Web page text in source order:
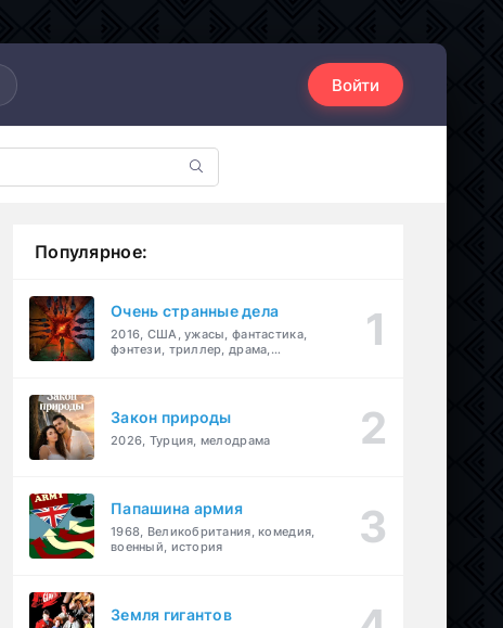
Войти
Популярное:
Очень странные дела
2016, США, ужасы, фантастика,
фэнтези, триллер, драма,
Закон природы
2026, Турция, мелодрама
Папашина армия
1968, Великобритания, комедия,
военный, история
Земля гигантов